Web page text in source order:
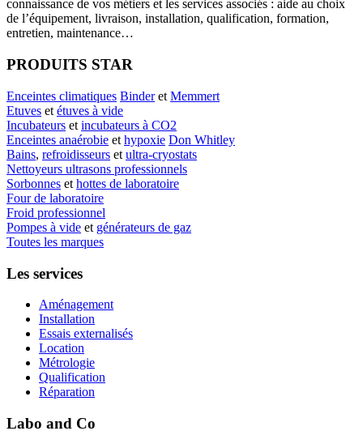
connaissance de vos métiers et les services associés : aide au choix
de l’équipement, livraison, installation, qualification, formation,
entretien, maintenance…
PRODUITS STAR
Enceintes climatiques Binderet Memmert
Etuves et étuves à vide
Incubateurs et incubateurs à CO2
Enceintes anaérobie et hypoxie Don Whitley
Bains, refroidisseurs et ultra-cryostats
Nettoyeurs ultrasons professionnels
Sorbonnes et hottes de laboratoire
Four de laboratoire
Froid professionnel
Pompes à vide et générateurs de gaz
Toutes les marques
Les services
Aménagement
Installation
Essais externalisés
Location
Métrologie
Qualification
Réparation
Labo and Co